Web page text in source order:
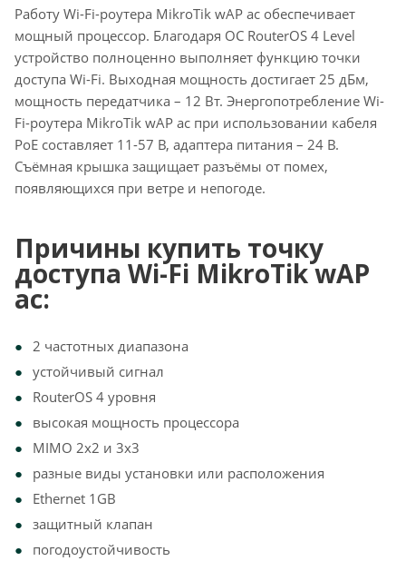
Работу Wi-Fi-роутера MikroTik wAP ac обеспечивает
мощный процессор. Благодаря ОС RouterOS 4 Level
устройство полноценно выполняет функцию точки
доступа Wi-Fi. Выходная мощность достигает 25 дБм,
мощность передатчика – 12 Вт. Энергопотребление Wi-
Fi-роутера MikroTik wAP ac при использовании кабеля
PoE составляет 11-57 В, адаптера питания – 24 В.
Съёмная крышка защищает разъёмы от помех,
появляющихся при ветре и непогоде.
Причины купить точку
доступа Wi-Fi MikroTik wAP
ac:
2 частотных диапазона
устойчивый сигнал
RouterOS 4 уровня
высокая мощность процессора
MIMO 2x2 и 3x3
разные виды установки или расположения
Ethernet 1GB
защитный клапан
погодоустойчивость